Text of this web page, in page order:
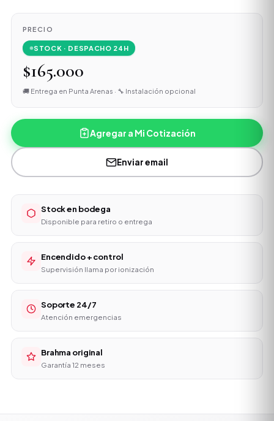
PRECIO
STOCK · DESPACHO 24H
$165.000
🚚 Entrega en Punta Arenas · 🔧 Instalación opcional
Agregar a Mi Cotización
Enviar email
Stock en bodega
Disponible para retiro o entrega
Encendido + control
Supervisión llama por ionización
Soporte 24/7
Atención emergencias
Brahma original
Garantía 12 meses